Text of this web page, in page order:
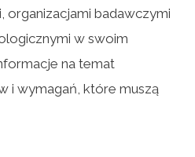
organizacjami badawczymi
w swoim
na temat
i wymagań, które muszą